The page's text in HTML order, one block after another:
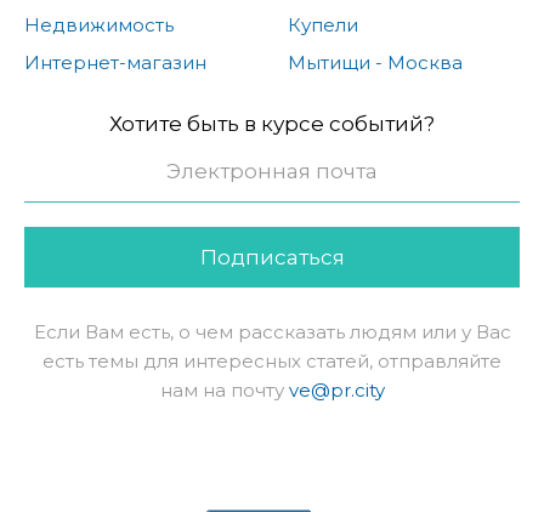
Недвижимость
Интернет-магазин
Купели
Мытищи - Москва
Хотите быть в курсе событий?
Подписаться
Если Вам есть, о чем рассказать людям или у Вас
есть темы для интересных статей, отправляйте
нам на почту ve@pr.city